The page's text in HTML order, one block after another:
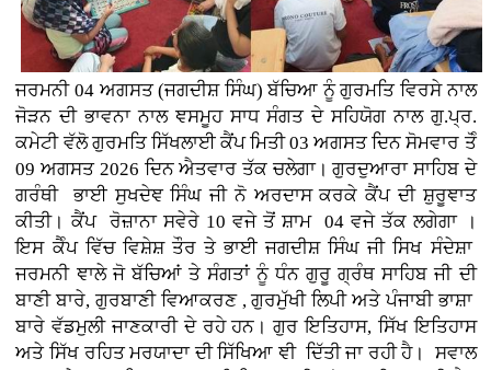
ਜਰਮਨੀ04 ਅਗਸਤ (ਜਗਦੀਸ਼ ਸਿੰਘ) ਬੱਚਿਆ ਨੂੰ ਗੁਰਮਤਿ ਵਿਰਸੇ ਨਾਲ
ਜੋੜਨ ਦੀ ਭਾਵਨਾ ਨਾਲ ਞਸਮੂਹ ਸਾਧ ਸੰਗਤ ਦੇ ਸਹਿਯੋਗ ਨਾਲ ਗੁ.ਪ੍ਰ.
ਕਮੇਟੀ ਵੱਲੋ ਗੁਰਮਤਿ ਸਿੱਖਲਾਈ ਕੈਂਪ ਮਿਤੀ 03 ਅਗਸਤ ਦਿਨ ਸੋਮਵਾਰ ਤੋੰ
09 ਅਗਸਤ 2026 ਦਿਨ ਐਤਵਾਰ ਤੱਕ ਚਲੇਗਾ। ਗੁਰਦੁਆਰਾ ਸਾਹਿਬ ਦੇ
ਗਰੰਥੀ ਭਾਈ ਸੁਖਦੇਞ ਸਿੰਘ ਜੀ ਨੋ ਅਰਦਾਸ ਕਰਕੇ ਕੈਂਪ ਦੀ ਸ਼ੁਰੂਞਾਤ
ਕੀਤੀ। ਕੈਂਪ ਰੋਜ਼ਾਨਾ ਸਵੇਰੇ 10 ਵਜੇ ਤੋਂ ਸ਼ਾਮ 04 ਵਜੇ ਤੱਕ ਲਗੇਗਾ ।
ਇਸ ਕੈੰਪ ਵਿੱਚ ਵਿਸ਼ੇਸ਼ ਤੌਰ ਤੇ ਭਾਈ ਜਗਦੀਸ਼ ਸਿੰਘ ਜੀ ਸਿਖ ਸੰਦੇਸ਼ਾ
ਜਰਮਨੀ ਞਾਲੇ ਜੋ ਬੱਚਿਆਂ ਤੇ ਸੰਗਤਾਂ ਨੂੰ ਧੰਨ ਗੁਰੂ ਗ੍ਰੰਥ ਸਾਹਿਬ ਜੀ ਦੀ
ਬਾਣੀ ਬਾਰੇ, ਗੁਰਬਾਣੀ ਵਿਆਕਰਣ , ਗੁਰਮੁੱਖੀ ਲਿਪੀ ਅਤੇ ਪੰਜਾਬੀ ਭਾਸ਼ਾ
ਬਾਰੇ ਵੱਡਮੁਲੀ ਜਾਣਕਾਰੀ ਦੇ ਰਹੇ ਹਨ। ਗੁਰ ਇਤਿਹਾਸ, ਸਿੱਖ ਇਤਿਹਾਸ
ਅਤੇ ਸਿੱਖ ਰਹਿਤ ਮਰਯਾਦਾ ਦੀ ਸਿੱਖਿਆ ਞੀ ਦਿੱਤੀ ਜਾ ਰਹੀ ਹੈ। ਸਵਾਲ